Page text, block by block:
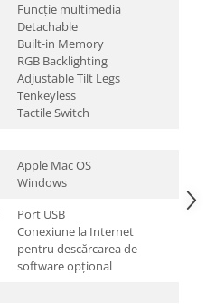
Funcție multimedia
Detachable
Built-in Memory
RGB Backlighting
Adjustable Tilt Legs
Tenkeyless
Tactile Switch
Apple Mac OS
Windows
Port USB
Conexiune la Internet
pentru descărcarea de
software opțional